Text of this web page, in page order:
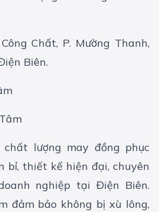
Chất, P. Mường Thanh,
Biên​.
lượng may đồng phục
bỉ, thiết kế hiện đại, chuyên
nghiệp tại Điện Biên.
đảm bảo không bị xù lông,